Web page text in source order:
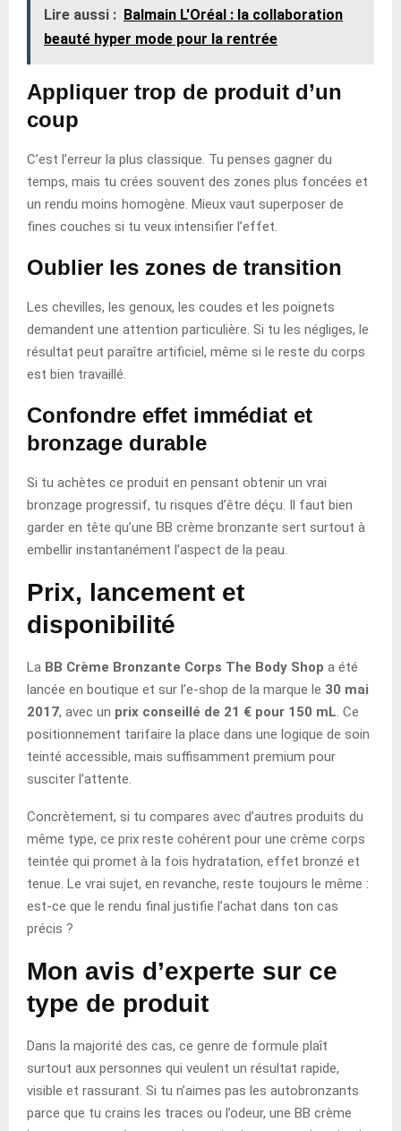
Lire aussi : Balmain L'Oréal : la collaboration
beauté hyper mode pour la rentrée
Appliquer trop de produit d’un
coup
C’est l’erreur la plus classique. Tu penses gagner du
temps, mais tu crées souvent des zones plus foncées et
un rendu moins homogène. Mieux vaut superposer de
fines couches si tu veux intensifier l’effet.
Oublier les zones de transition
Les chevilles, les genoux, les coudes et les poignets
demandent une attention particulière. Si tu les négliges, le
résultat peut paraître artificiel, même si le reste du corps
est bien travaillé.
Confondre effet immédiat et
bronzage durable
Si tu achètes ce produit en pensant obtenir un vrai
bronzage progressif, tu risques d’être déçu. Il faut bien
garder en tête qu’une BB crème bronzante sert surtout à
embellir instantanément l’aspect de la peau.
Prix, lancement et
disponibilité
La BB Crème Bronzante Corps The Body Shop a été
lancée en boutique et sur l’e-shop de la marque le 30 mai
2017, avec un prix conseillé de 21 € pour 150 mL . Ce
positionnement tarifaire la place dans une logique de soin
teinté accessible, mais suffisamment premium pour
susciter l’attente.
Concrètement, si tu compares avec d’autres produits du
même type, ce prix reste cohérent pour une crème corps
teintée qui promet à la fois hydratation, effet bronzé et
tenue. Le vrai sujet, en revanche, reste toujours le même :
est-ce que le rendu final justifie l’achat dans ton cas
précis ?
Mon avis d’experte sur ce
type de produit
Dans la majorité des cas, ce genre de formule plaît
surtout aux personnes qui veulent un résultat rapide,
visible et rassurant. Si tu n’aimes pas les autobronzants
parce que tu crains les traces ou l’odeur, une BB crème